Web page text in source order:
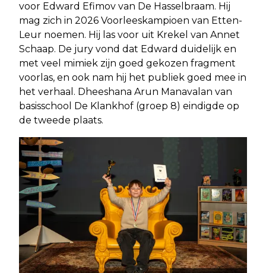
voor Edward Efimov van De Hasselbraam. Hij
mag zich in 2026 Voorleeskampioen van Etten-
Leur noemen. Hij las voor uit Krekel van Annet
Schaap. De jury vond dat Edward duidelijk en
met veel mimiek zijn goed gekozen fragment
voorlas, en ook nam hij het publiek goed mee in
het verhaal. Dheeshana Arun Manavalan van
basisschool De Klankhof (groep 8) eindigde op
de tweede plaats.